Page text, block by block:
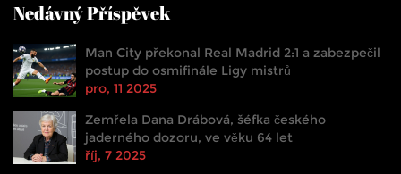
Nedávný Příspěvek
Man City překonal Real Madrid 2:1 a zabezpečil
postup do osmifinále Ligy mistrů
pro, 11 2025
Zemřela Dana Drábová, šéfka českého
jaderného dozoru, ve věku 64 let
říj, 7 2025